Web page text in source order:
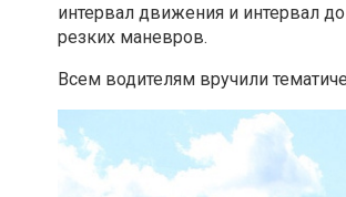
интервал движения и интервал
резких маневров.
Всем водителям вручили